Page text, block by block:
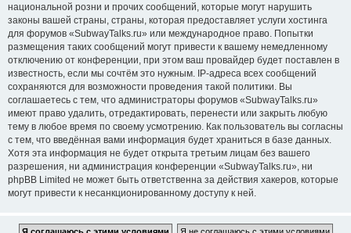
национальной розни и прочих сообщений, которые могут нарушить
законы вашей страны, страны, которая предоставляет услуги хостинга
для форумов «SubwayTalks.ru» или международное право. Попытки
размещения таких сообщений могут привести к вашему немедленному
отключению от конференции, при этом ваш провайдер будет поставлен в
известность, если мы сочтём это нужным. IP-адреса всех сообщений
сохраняются для возможности проведения такой политики. Вы
соглашаетесь с тем, что администраторы форумов «SubwayTalks.ru»
имеют право удалить, отредактировать, перенести или закрыть любую
тему в любое время по своему усмотрению. Как пользователь вы согласны
с тем, что введённая вами информация будет храниться в базе данных.
Хотя эта информация не будет открыта третьим лицам без вашего
разрешения, ни администрация конференции «SubwayTalks.ru», ни
phpBB Limited не может быть ответственна за действия хакеров, которые
могут привести к несанкционированному доступу к ней.